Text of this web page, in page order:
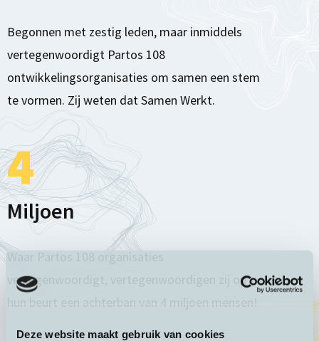
Deze website maakt gebruik van cookies
Begonnen met zestig leden, maar inmiddels
vertegenwoordigt Partos 108
ontwikkelingsorganisaties om samen een stem
te vormen. Zij weten dat Samen Werkt.
4
Miljoen
Waar Partos 108 organisaties
vertegenwoordigt, vertegenwoordigen zij op
hun beurt een achterban van 4 miljoen mensen!